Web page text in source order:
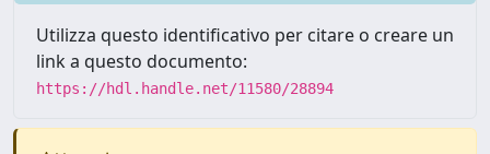
Utilizza questo identificativo per citare o creare un
link a questo documento:
https://hdl.handle.net/11580/28894